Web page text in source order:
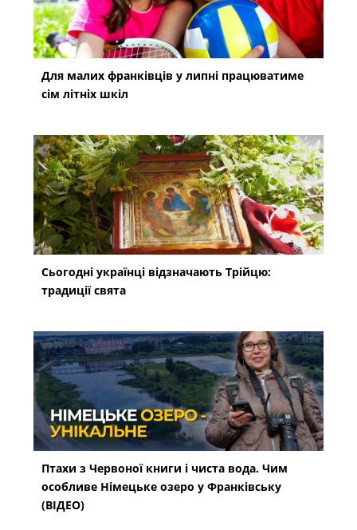
Для малих франківців у липні працюватиме
сім літніх шкіл
Сьогодні українці відзначають Трійцю:
традиції свята
Птахи з Червоної книги і чиста вода. Чим
особливе Німецьке озеро у Франківську
(ВІДЕО)